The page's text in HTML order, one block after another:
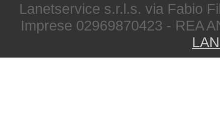
Lanetservice s.r.l.s. via Fabio
Imprese 02969870423 - REA